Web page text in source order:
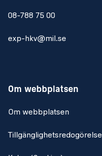
08-788 75 00
exp-hkv@mil.se
Om webbplatsen
Om webbplatsen
Tillgänglighetsredogörelse